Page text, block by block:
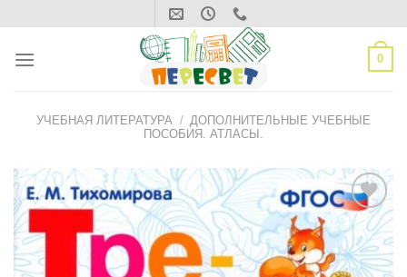
content
0
УЧЕБНАЯ ЛИТЕРАТУРА / ДОПОЛНИТЕЛЬНЫЕ УЧЕБНЫЕ
ПОСОБИЯ. АТЛАСЫ.
ДОБАВИТЬ
В СПИСОК
ЖЕЛАНИЙ